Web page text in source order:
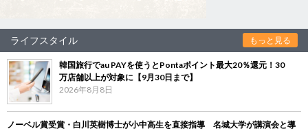
ライフスタイル もっと見る
韓国旅行でau PAYを使うとPontaポイント最大20％還元！30
万店舗以上が対象に【9月30日まで】
2026年8月8日
ノーベル賞受賞・白川英樹博士が小中高生を直接指導 名城大学が講演会と導